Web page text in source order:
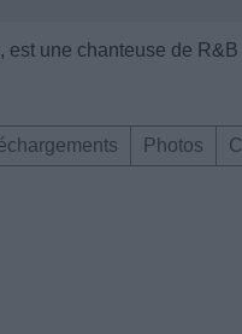
une chanteuse de
Photos